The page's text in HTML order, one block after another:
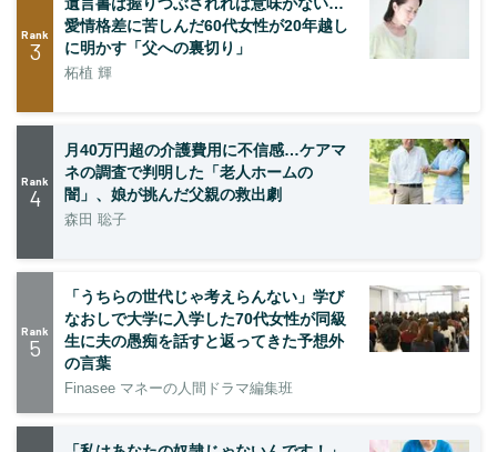
Rank
3
遺言書は握りつぶされれば意味がない…
愛情格差に苦しんだ60代女性が20年越し
に明かす「父への裏切り」
柘植 輝
Rank
4
月40万円超の介護費用に不信感…ケアマ
ネの調査で判明した「老人ホームの
闇」、娘が挑んだ父親の救出劇
森田 聡子
Rank
5
「うちらの世代じゃ考えらんない」学び
なおしで大学に入学した70代女性が同級
生に夫の愚痴を話すと返ってきた予想外
の言葉
Finasee マネーの人間ドラマ編集班